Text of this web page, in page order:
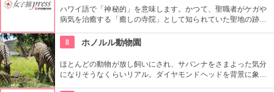
ハワイ語で「神秘的」を意味します。かつて、聖職者がケガや
病気を治癒する「癒しの寺院」として知られていた聖地の跡地
れ、市民の憩いの場所になっています。
8 ホノルル動物園
ほとんどの動物が放し飼いにされ、サバンナをさまよった気分
になりそうなくらいリアル。ダイヤモンドヘッドを背景に象さ